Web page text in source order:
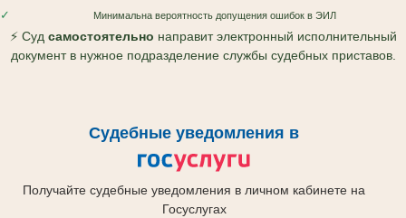
✓ Минимальна вероятность допущения ошибок в ЭИЛ
⚡ Суд самостоятельно направит электронный исполнительный
документ в нужное подразделение службы судебных приставов.
Судебные уведомления в
Получайте судебные уведомления в личном кабинете на
Госуслугах